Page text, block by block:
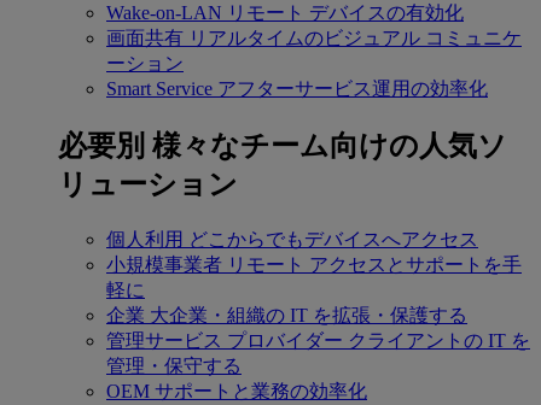
Wake-on-LAN リモート デバイスの有効化
画面共有 リアルタイムのビジュアル コミュニケ
ーション
Smart Service アフターサービス運用の効率化
必要別 様々なチーム向けの人気ソ
リューション
個人利用 どこからでもデバイスへアクセス
小規模事業者 リモート アクセスとサポートを手
軽に
企業 大企業・組織の IT を拡張・保護する
管理サービス プロバイダー クライアントの IT を
管理・保守する
OEM サポートと業務の効率化